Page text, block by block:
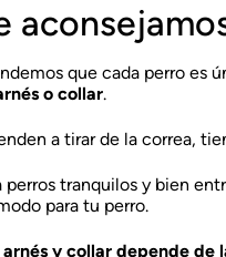
que cada perro es
o collar.
a tirar de la correa,
perros tranquilos y bien
para tu perro.
y collar depende de